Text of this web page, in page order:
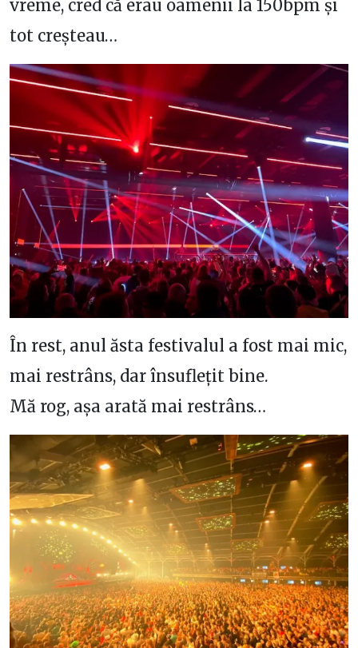
vreme, cred că erau oamenii la 150bpm și
tot creșteau…
În rest, anul ăsta festivalul a fost mai mic,
mai restrâns, dar însuflețit bine.
Mă rog, așa arată mai restrâns…